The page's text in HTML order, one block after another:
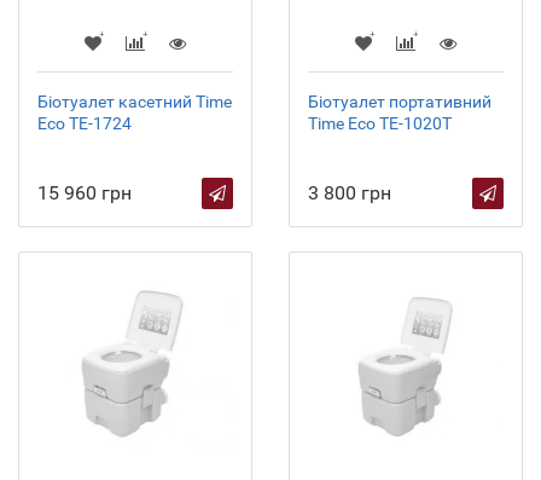
Біотуалет касетний Time
Eco TE-1724
15 960 грн
Біотуалет портативний
Time Eco TE-1020T
3 800 грн